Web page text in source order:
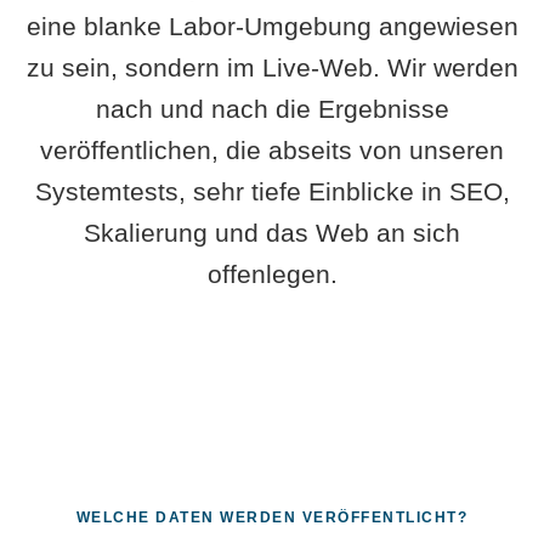
eine blanke Labor-Umgebung angewiesen
zu sein, sondern im Live-Web. Wir werden
nach und nach die Ergebnisse
veröffentlichen, die abseits von unseren
Systemtests, sehr tiefe Einblicke in SEO,
Skalierung und das Web an sich
offenlegen.
WELCHE DATEN WERDEN VERÖFFENTLICHT?